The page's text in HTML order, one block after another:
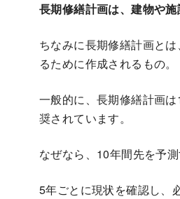
長期修繕計画は、建物や
ちなみに長期修繕計画と
るために作成されるもの。
一般的に、長期修繕計画
奨されています。
なぜなら、10年間先を予
5年ごとに現状を確認し、